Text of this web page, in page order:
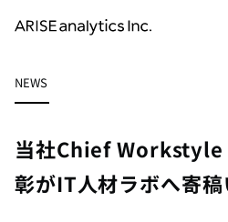
ARISE analyticsとはトップ
ミッション・バリュー
働きがいのある会社づくり
サービス
提供サービストップ
カスタマーサポート改革
ドローン・ビジネス活用
データ・AI人材育成支援
実績
データドリブン改革の推進支援
新規事業の立ち上げ支援
データ分析基盤の構築・活用支援
企業情報
企業情報トップ
会社概要
CEOメッセージ
ニュース
ニューストップ
インフォメーション
技術情報
技術情報トップ
採用
NEWS
当社Chief
彰がIT人材ラボへ寄